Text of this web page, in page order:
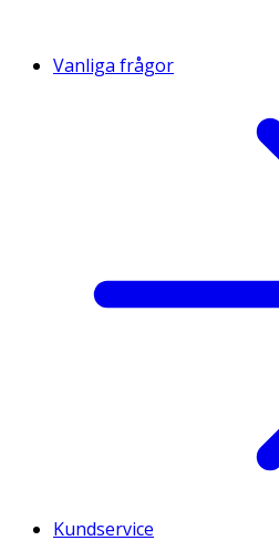
Vanliga frågor
Kundservice